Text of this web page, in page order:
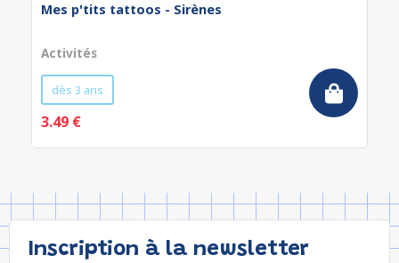
Mes p'tits tattoos - Sirènes
Activités
dès 3 ans
3.49 €
Inscription à la newsletter